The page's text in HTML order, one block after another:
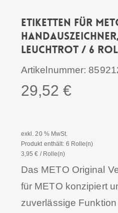
Etiketten für
Handauszeichner,
Leuchtrot / 6
Artikelnummer:
29,52€
exkl. 20 % MwSt.
Produkt enthält: 6 Rolle(n)
3,95€ / Rolle(n)
Das METO Original
für METO konzipiert
zuverlässige